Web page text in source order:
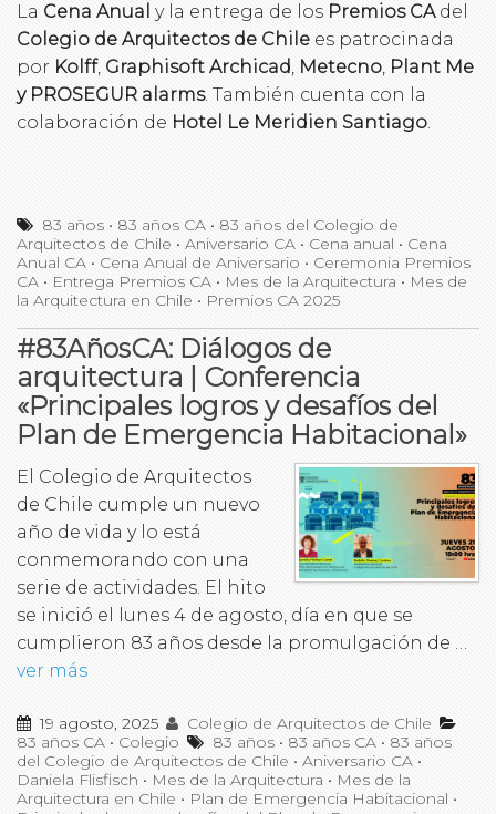
La Cena Anual y la entrega de los Premios CAdel
Colegio de Arquitectos de Chile es patrocinada
por Kolff, Graphisoft Archicad, Metecno, Plant Me
y PROSEGUR alarms. También cuenta con la
colaboración de Hotel Le Meridien Santiago.
83 años • 83 años CA • 83 años del Colegio de
Arquitectos de Chile • Aniversario CA • Cena anual • Cena
Anual CA • Cena Anual de Aniversario • Ceremonia Premios
CA • Entrega Premios CA • Mes de la Arquitectura • Mes de
la Arquitectura en Chile • Premios CA 2025
#83AñosCA: Diálogos de
arquitectura | Conferencia
«Principales logros y desafíos del
Plan de Emergencia Habitacional»
El Colegio de Arquitectos
de Chile cumple un nuevo
año de vida y lo está
conmemorando con una
serie de actividades. El hito
se inició el lunes 4 de agosto, día en que se
cumplieron 83 años desde la promulgación de …
ver más
19 agosto, 2025
Colegio de Arquitectos de Chile
83 años CA • Colegio 83 años • 83 años CA • 83 años
del Colegio de Arquitectos de Chile • Aniversario CA •
Daniela Flisfisch • Mes de la Arquitectura • Mes de la
Arquitectura en Chile • Plan de Emergencia Habitacional •